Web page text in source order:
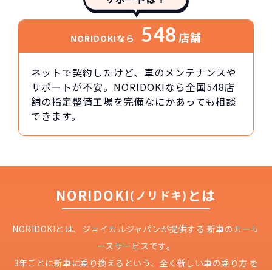
NORIDOKIなら 548店舗
ネットで契約したけど、車のメンテナンスや
サポートが不安。NORIDOKIなら全国548店
舗の指定整備工場を完備なにかあっても相談
できます。
NORIDOKI(ノリドキ) とは
NORIDOKIとは、ジョイカルジャパンが提供する 新車のカーリ
ースサービスです。
3年ごとに新車に乗り換えるという、 全く新しい車の乗り方 を